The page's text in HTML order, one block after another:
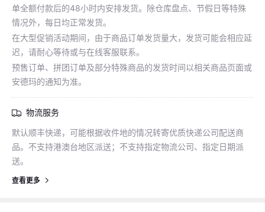
单全额付款后的48小时内安排发货。除仓库盘点、节假日等特殊
情况外，每日均正常发货。
在大型促销活动期间，由于商品订单发货量大，发货可能会相应延
迟，请耐心等待或与在线客服联系。
预售订单、拼团订单及部分特殊商品的发货时间以相关商品页面或
安德玛的通知为准。
物流服务
默认顺丰快递，可能根据收件地的情况转寄优质快递公司配送商
品。不支持港澳台地区派送；不支持指定物流公司、指定日期派
送。
查看更多